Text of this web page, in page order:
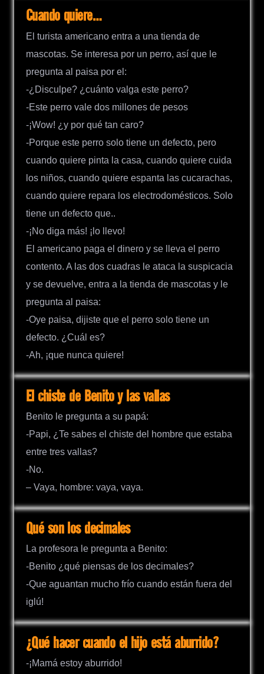
Cuando quiere…
El turista americano entra a una tienda de
mascotas. Se interesa por un perro, así que le
pregunta al paisa por el:
-¿Disculpe? ¿cuánto valga este perro?
-Este perro vale dos millones de pesos
-¡Wow! ¿y por qué tan caro?
-Porque este perro solo tiene un defecto, pero
cuando quiere pinta la casa, cuando quiere cuida
los niños, cuando quiere espanta las cucarachas,
cuando quiere repara los electrodomésticos. Solo
tiene un defecto que..
-¡No diga más! ¡lo llevo!
El americano paga el dinero y se lleva el perro
contento. A las dos cuadras le ataca la suspicacia
y se devuelve, entra a la tienda de mascotas y le
pregunta al paisa:
-Oye paisa, dijiste que el perro solo tiene un
defecto. ¿Cuál es?
-Ah, ¡que nunca quiere!
El chiste de Benito y las vallas
Benito le pregunta a su papá:
-Papi, ¿Te sabes el chiste del hombre que estaba
entre tres vallas?
-No.
– Vaya, hombre: vaya, vaya.
Qué son los decimales
La profesora le pregunta a Benito:
-Benito ¿qué piensas de los decimales?
-Que aguantan mucho frío cuando están fuera del
iglú!
¿Qué hacer cuando el hijo está aburrido?
-¡Mamá estoy aburrido!